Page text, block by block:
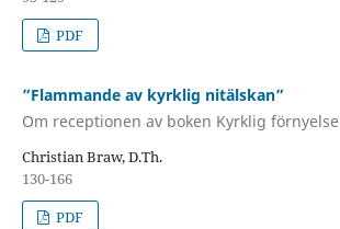
PDF
”Flammande av kyrklig nitälskan”
Om receptionen av boken Kyrklig förnyelse
Christian Braw, D.Th.
130-166
PDF